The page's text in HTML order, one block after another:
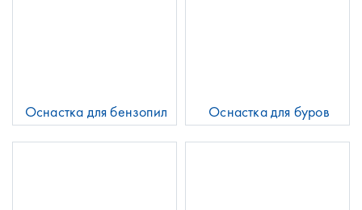
Оснастка для бензопил Оснастка для буров